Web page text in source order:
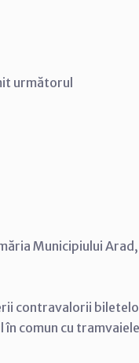
următorul
Municipiului
contravalorii
comun cu